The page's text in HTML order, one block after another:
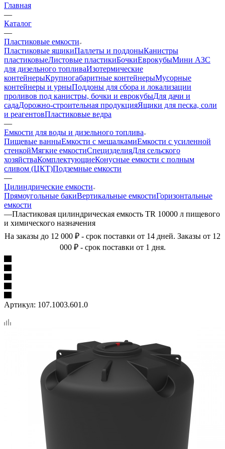
Главная
—
Каталог
—
Пластиковые емкости
Пластиковые ящикиПаллеты и поддоныКанистры
пластиковыеЛистовые пластикиБочкиЕврокубыМини АЗС
для дизельного топливаИзотермические
контейнерыКрупногабаритные контейнерыМусорные
контейнеры и урныПоддоны для сбора и локализации
проливов под канистры, бочки и еврокубыДля дачи и
садаДорожно-строительная продукцияЯщики для песка, соли
и реагентовПластиковые ведра
—
Емкости для воды и дизельного топлива
Пищевые ванныЕмкости с мешалкамиЕмкости с усиленной
стенкойМягкие емкостиСпецизделияДля сельского
хозяйстваКомплектующиеКонусные емкости с полным
сливом (ЦКТ)Подземные емкости
—
Цилиндрические емкости
Прямоугольные бакиВертикальные емкостиГоризонтальные
емкости
—Пластиковая цилиндрическая емкость TR 10000 л пищевого
и химического назначения
На заказы до 12 000 ₽ - срок поставки от 14 дней. Заказы от 12
000 ₽ - срок поставки от 1 дня.
Артикул: 107.1003.601.0